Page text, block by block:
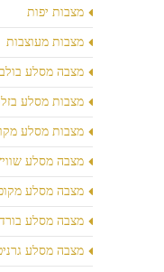
מצבות יפות
מצבות מעוצבות
מצבה מסלע
מצבות מסלע
מצבות מסלע
מצבה מסלע
מצבה מסלע
מצבה מסלע
מצבה מסלע